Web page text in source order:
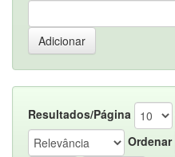
Resultados/Página
Ordenar